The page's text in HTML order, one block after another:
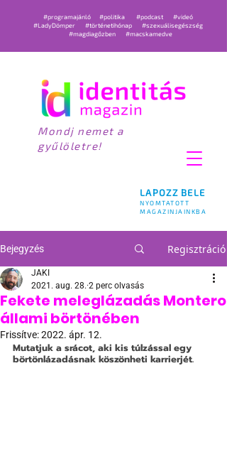
LAPOZZ BELE
NYOMTATOTT
MAGAZINJAINKBA
#programajánló #politika #podcast
#videó
#LadyDömper
#történetihónap
#szexuálisegészség
#magdiagőzben
#macskamedve
Mondj nemet a
gyűlöletre!
Bejegyzés Regisztráció
Fekete meleglázadás Montero
állami börtönében
JAKI
2021. aug. 28. 2 perc olvasás
Frissítve:2022. ápr. 12.
Mutatjuk a srácot, aki kis túlzással egy
börtönlázadásnak köszönheti karrierjét.